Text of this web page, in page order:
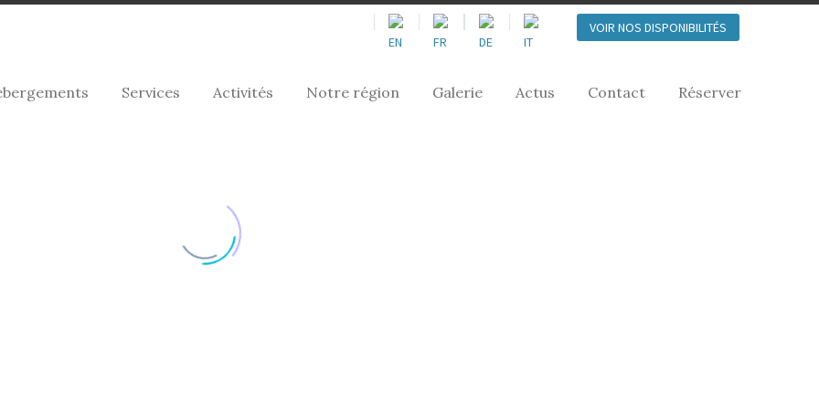
VOIR NOS DISPONIBILITÉS
Services Activités Notre région Galerie Actus Contact Réserver